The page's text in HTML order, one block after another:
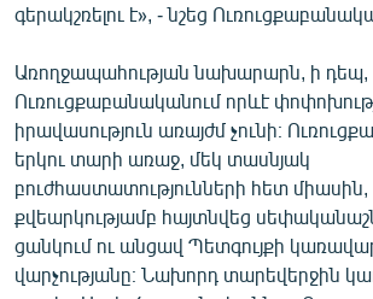
գերակշռելու է», - նշեց
Առողջապահության նախարարն, ի դեպ,
Ուռուցքաբանականում որևէ
իրավասություն առայժմ չունի։
երկու տարի առաջ, մեկ տասնյակ
բուժհաստատությունների հետ
քվեարկությամբ հայտնվեց
ցանկում ու անցավ Պետգույքի
վարչությանը։ Նախորդ տարեվերջին